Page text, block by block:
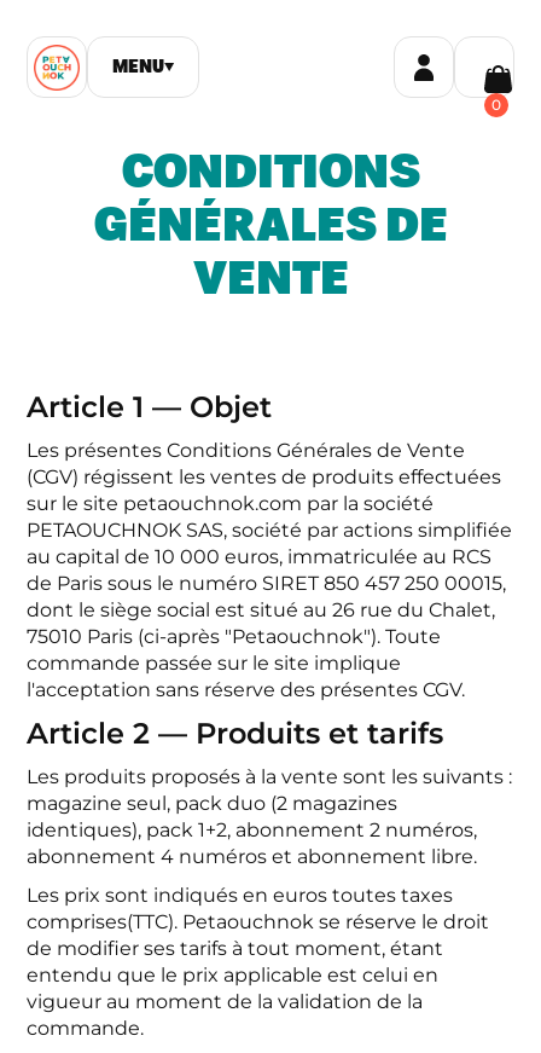
MENU▼
0
CONDITIONS
GÉNÉRALES DE
VENTE
Article 1 — Objet
Les présentes Conditions Générales de Vente
(CGV) régissent les ventes de produits effectuées
sur le site petaouchnok.com par la société
PETAOUCHNOK SAS, société par actions simplifiée
au capital de 10 000 euros, immatriculée au RCS
de Paris sous le numéro SIRET 850 457 250 00015,
dont le siège social est situé au 26 rue du Chalet,
75010 Paris (ci-après "Petaouchnok"). Toute
commande passée sur le site implique
l'acceptation sans réserve des présentes CGV.
Article 2 — Produits et tarifs
Les produits proposés à la vente sont les suivants :
magazine seul, pack duo (2 magazines
identiques), pack 1+2, abonnement 2 numéros,
abonnement 4 numéros et abonnement libre.
Les prix sont indiqués en euros toutes taxes
comprises(TTC). Petaouchnok se réserve le droit
de modifier ses tarifs à tout moment, étant
entendu que le prix applicable est celui en
vigueur au moment de la validation de la
commande.